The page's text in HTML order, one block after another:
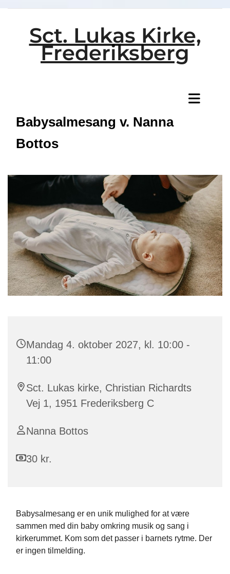
Sct. Lukas Kirke,
Frederiksberg
Babysalmesang v. Nanna
Bottos
Mandag 4. oktober 2027, kl. 10:00 -
11:00
Sct. Lukas kirke, Christian Richardts
Vej 1, 1951 Frederiksberg C
Nanna Bottos
30 kr.
Babysalmesang er en unik mulighed for at være
sammen med din baby omkring musik og sang i
kirkerummet. Kom som det passer i barnets rytme. Der
er ingen tilmelding.